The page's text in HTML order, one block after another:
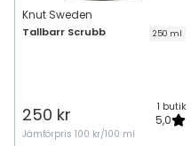
Knut Sweden
Tallbarr Scrubb 250 ml
250 kr 1 butik
5,0
Jämförpris 100 kr/100 ml